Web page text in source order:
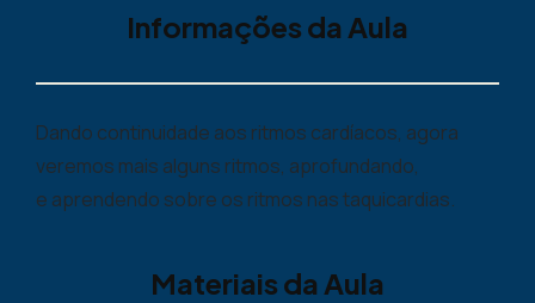
Informações da Aula
Dando continuidade aos ritmos cardíacos, agora
veremos mais alguns ritmos, aprofundando,
e aprendendo sobre os ritmos nas taquicardias.
Materiais da Aula